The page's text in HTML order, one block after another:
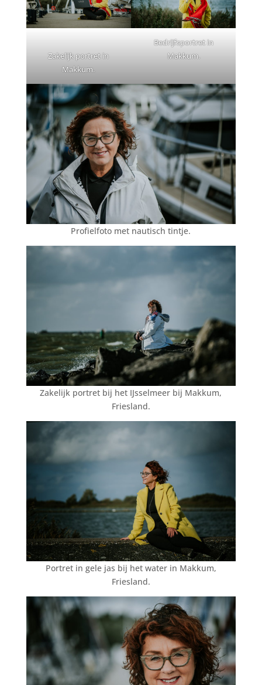
Zakelijk portret in
Makkum.
Bedrijfsportret in
Makkum.
Profielfoto met nautisch tintje.
Zakelijk portret bij het IJsselmeer bij Makkum,
Friesland.
Portret in gele jas bij het water in Makkum,
Friesland.